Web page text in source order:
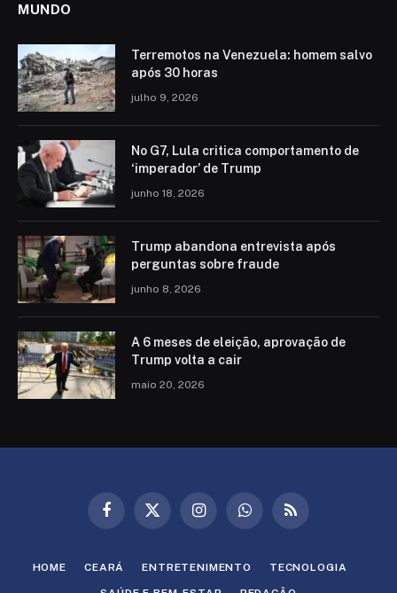
MUNDO
Terremotos na Venezuela: homem salvo
após 30 horas
julho 9, 2026
No G7, Lula critica comportamento de
‘imperador’ de Trump
junho 18, 2026
Trump abandona entrevista após
perguntas sobre fraude
junho 8, 2026
A 6 meses de eleição, aprovação de
Trump volta a cair
maio 20, 2026
Facebook
X
InstagramWhatsAppRSS
HOME CEARÁ ENTRETENIMENTO TECNOLOGIA